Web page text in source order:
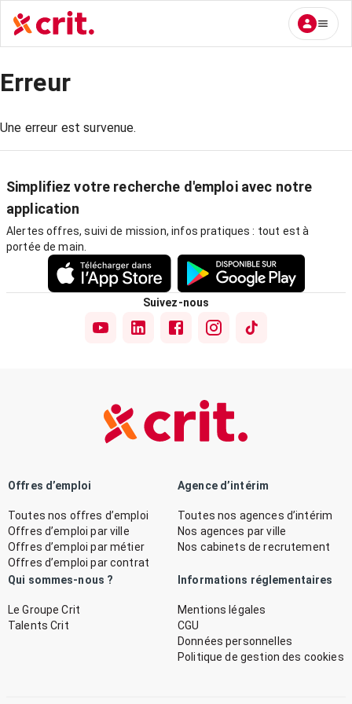
Erreur
Une erreur est survenue.
Simplifiez votre recherche d'emploi avec notre
application
Alertes offres, suivi de mission, infos pratiques : tout est à
portée de main.
Suivez-nous
Offres d’emploi
Toutes nos offres d’emploi
Offres d’emploi par ville
Offres d’emploi par métier
Offres d’emploi par contrat
Agence d’intérim
Toutes nos agences d’intérim
Nos agences par ville
Nos cabinets de recrutement
Qui sommes-nous ?
Le Groupe Crit
Talents Crit
Informations réglementaires
Mentions légales
CGU
Données personnelles
Politique de gestion des cookies